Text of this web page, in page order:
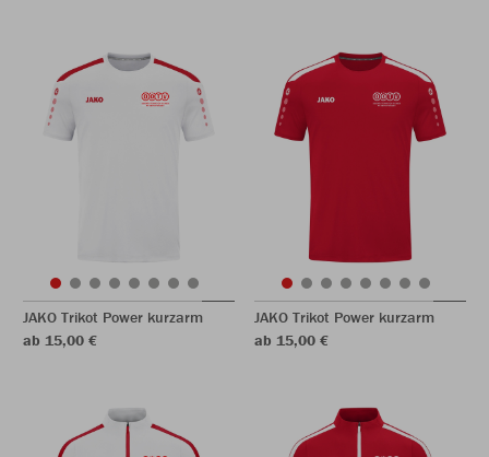
JAKO Trikot Power kurzarm
ab 15,00 €
JAKO Trikot Power kurzarm
ab 15,00 €